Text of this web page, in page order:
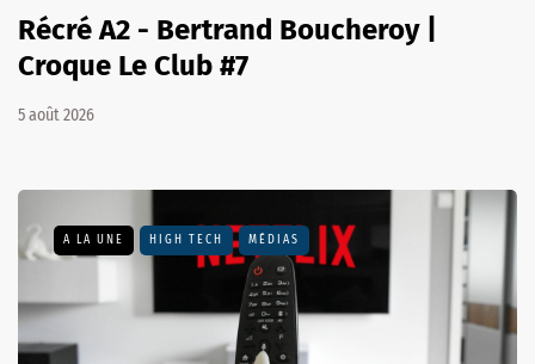
Récré A2 - Bertrand Boucheroy |
Croque Le Club #7
5 août 2026
A LA UNE HIGH TECH MÉDIAS